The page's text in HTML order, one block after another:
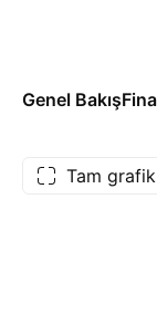
Genel Bakış
Tam grafik